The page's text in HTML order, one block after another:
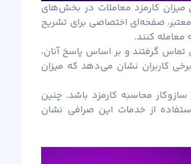
کارمزد معاملات در بخش‌های
صفحه‌ای اختصاصی برای تشریح
معامله کنند.
گرفتند و بر اساس پاسخ آنان،
وجود، گزارش برخی کاربران نشان می‌دهد که میزان
محاسبه کارمزد باشد. چنین
از خدمات این صرافی نشان